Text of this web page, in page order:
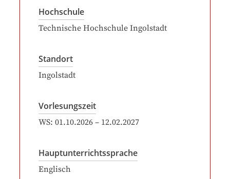
Hochschule
Technische Hochschule Ingolstadt
Standort
Ingolstadt
Vorlesungszeit
WS: 01.10.2026 – 12.02.2027
Hauptunterrichtssprache
Englisch